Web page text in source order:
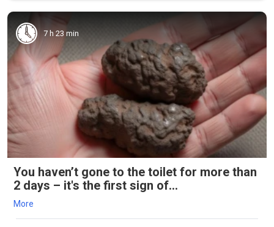
7 h 23 min
You haven’t gone to the toilet for more than
2 days – it's the first sign of...
More